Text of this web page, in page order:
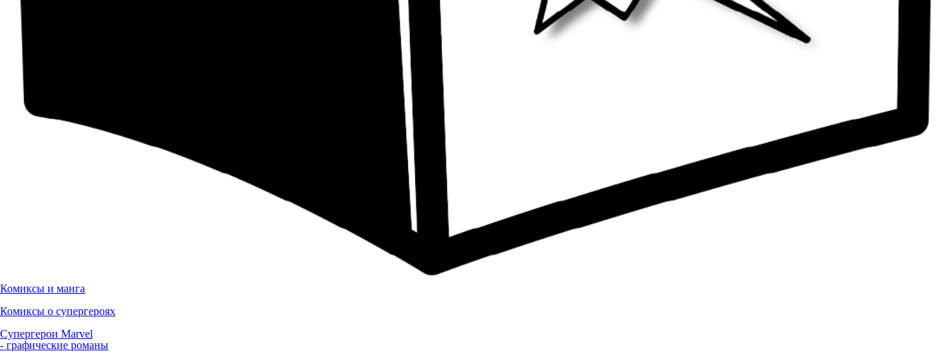
Комиксы и манга
Комиксы о супергероях
Супергерои Marvel
- графические романы